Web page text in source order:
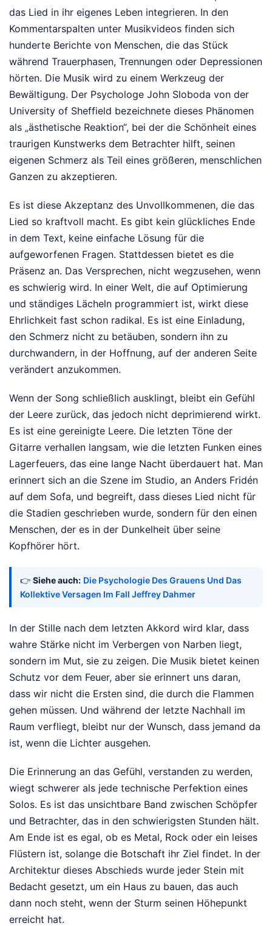
das Lied in ihr eigenes Leben integrieren. In den
Kommentarspalten unter Musikvideos finden sich
hunderte Berichte von Menschen, die das Stück
während Trauerphasen, Trennungen oder Depressionen
hörten. Die Musik wird zu einem Werkzeug der
Bewältigung. Der Psychologe John Sloboda von der
University of Sheffield bezeichnete dieses Phänomen
als „ästhetische Reaktion“, bei der die Schönheit eines
traurigen Kunstwerks dem Betrachter hilft, seinen
eigenen Schmerz als Teil eines größeren, menschlichen
Ganzen zu akzeptieren.
Es ist diese Akzeptanz des Unvollkommenen, die das
Lied so kraftvoll macht. Es gibt kein glückliches Ende
in dem Text, keine einfache Lösung für die
aufgeworfenen Fragen. Stattdessen bietet es die
Präsenz an. Das Versprechen, nicht wegzusehen, wenn
es schwierig wird. In einer Welt, die auf Optimierung
und ständiges Lächeln programmiert ist, wirkt diese
Ehrlichkeit fast schon radikal. Es ist eine Einladung,
den Schmerz nicht zu betäuben, sondern ihn zu
durchwandern, in der Hoffnung, auf der anderen Seite
verändert anzukommen.
Wenn der Song schließlich ausklingt, bleibt ein Gefühl
der Leere zurück, das jedoch nicht deprimierend wirkt.
Es ist eine gereinigte Leere. Die letzten Töne der
Gitarre verhallen langsam, wie die letzten Funken eines
Lagerfeuers, das eine lange Nacht überdauert hat. Man
erinnert sich an die Szene im Studio, an Anders Fridén
auf dem Sofa, und begreift, dass dieses Lied nicht für
die Stadien geschrieben wurde, sondern für den einen
Menschen, der es in der Dunkelheit über seine
Kopfhörer hört.
👉 Siehe auch: Die Psychologie Des Grauens Und Das
Kollektive Versagen Im Fall Jeffrey Dahmer
In der Stille nach dem letzten Akkord wird klar, dass
wahre Stärke nicht im Verbergen von Narben liegt,
sondern im Mut, sie zu zeigen. Die Musik bietet keinen
Schutz vor dem Feuer, aber sie erinnert uns daran,
dass wir nicht die Ersten sind, die durch die Flammen
gehen müssen. Und während der letzte Nachhall im
Raum verfliegt, bleibt nur der Wunsch, dass jemand da
ist, wenn die Lichter ausgehen.
Die Erinnerung an das Gefühl, verstanden zu werden,
wiegt schwerer als jede technische Perfektion eines
Solos. Es ist das unsichtbare Band zwischen Schöpfer
und Betrachter, das in den schwierigsten Stunden hält.
Am Ende ist es egal, ob es Metal, Rock oder ein leises
Flüstern ist, solange die Botschaft ihr Ziel findet. In der
Architektur dieses Abschieds wurde jeder Stein mit
Bedacht gesetzt, um ein Haus zu bauen, das auch
dann noch steht, wenn der Sturm seinen Höhepunkt
erreicht hat.